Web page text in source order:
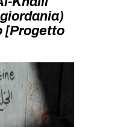
TSUNAMI
[Progetto